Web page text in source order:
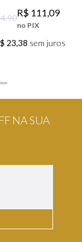
R$ 111,09
no PIX
23,38 sem juros
NA SUA